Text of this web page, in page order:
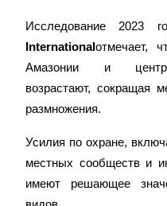
Bitrue Партнеры
Исследование 2023
Internationalотмечает,
Амазонии и
возрастают, сокращая
размножения.
Усилия по охране,
местных сообществ и
имеют решающее